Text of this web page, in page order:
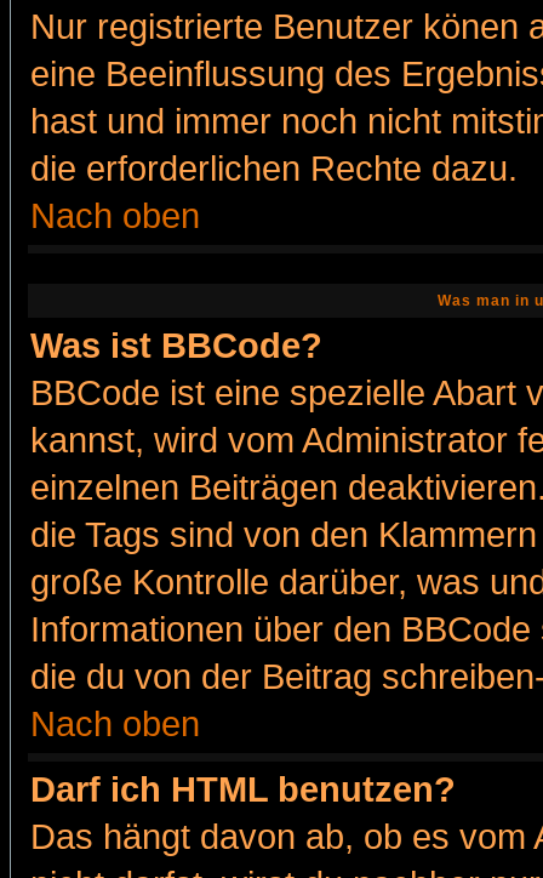
Nur registrierte Benutzer könen
eine Beeinflussung des
hast und immer noch nicht
die erforderlichen Rechte dazu.
Nach oben
Was man in
Was ist BBCode?
BBCode ist eine spezielle Abart
kannst, wird vom Administrator
einzelnen Beiträgen
die Tags sind von den
große Kontrolle darüber, was
Informationen über den
die du von der Beitrag
Nach oben
Darf ich HTML benutzen?
Das hängt davon ab, ob es